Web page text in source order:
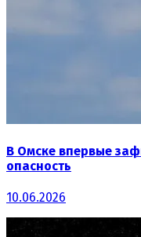
В Омске впервые
опасность
10.06.2026